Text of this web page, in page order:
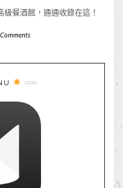
餐酒館，通通收錄在這！